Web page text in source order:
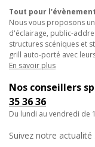
• Commutation
• Commande CEC
• Contrôlable via
• La résolution VGA
• Audio analogique
• Gestion intelligente
réglages personnalisés.
- Supporte HDMI 2.0
Tout pour
Nous vous proposons
d'éclairage, public-
structures scéniques et
grill auto-porté avec
En savoir plus
Nos conseillers
35 36 36
du lundi au vendredi
Suivez notre actualité :